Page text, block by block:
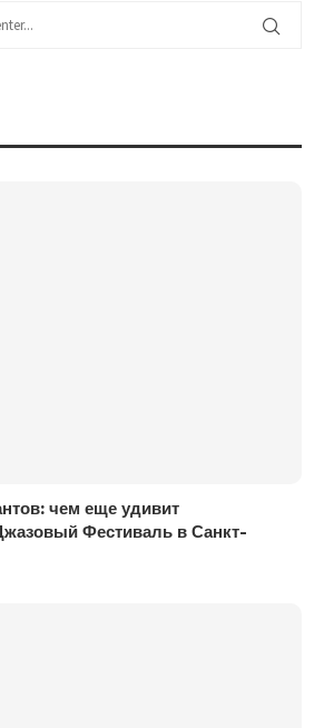
чем еще удивит
Фестиваль в Санкт-